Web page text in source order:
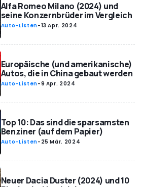
Alfa Romeo Milano (2024) und
seine Konzernbrüder im Vergleich
Auto-Listen-13 Apr. 2024
Europäische (und amerikanische)
Autos, die in China gebaut werden
Auto-Listen-9 Apr. 2024
Top 10: Das sind die sparsamsten
Benziner (auf dem Papier)
Auto-Listen- 25 Mär. 2024
Neuer Dacia Duster (2024) und 10